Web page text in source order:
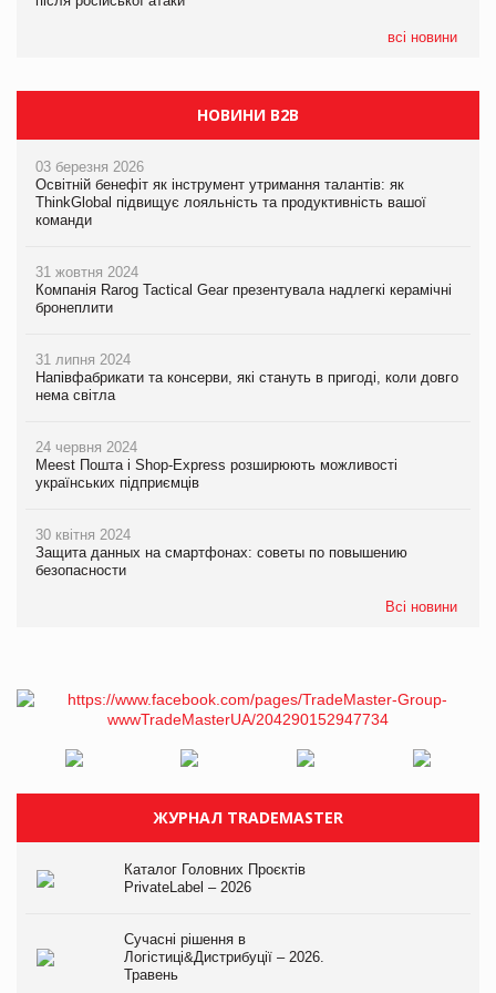
всі новини
НОВИНИ B2B
03 березня 2026
Освітній бенефіт як інструмент утримання талантів: як
ThinkGlobal підвищує лояльність та продуктивність вашої
команди
31 жовтня 2024
Компанія Rarog Tactical Gear презентувала надлегкі керамічні
бронеплити
31 липня 2024
Напівфабрикати та консерви, які стануть в пригоді, коли довго
нема світла
24 червня 2024
Meest Пошта і Shop-Express розширюють можливості
українських підприємців
30 квітня 2024
Защита данных на смартфонах: советы по повышению
безопасности
Всі новини
ЖУРНАЛ TRADEMASTER
Каталог Головних Проєктів
PrivateLabel – 2026
Сучасні рішення в
Логістиці&Дистрибуції – 2026.
Травень